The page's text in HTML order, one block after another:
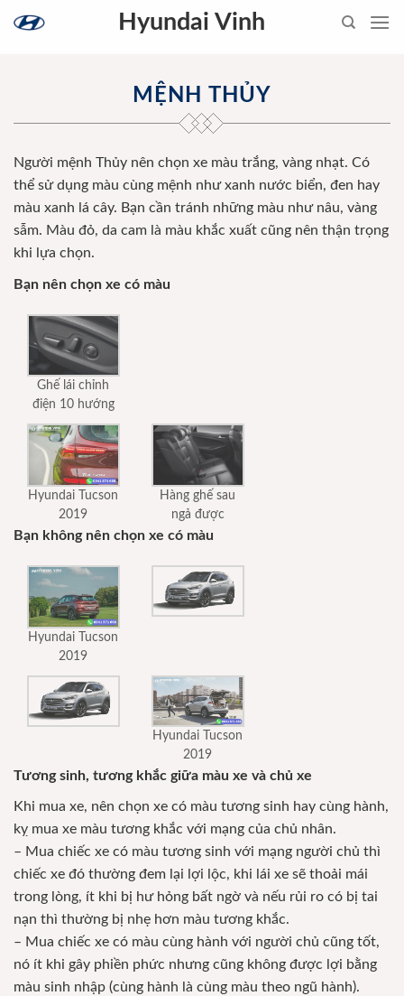
Hyundai Vinh
MỆNH THỦY
Người mệnh Thủy nên chọn xe màu trắng, vàng nhạt. Có
thể sử dụng màu cùng mệnh như xanh nước biển, đen hay
màu xanh lá cây. Bạn cần tránh những màu như nâu, vàng
sẫm. Màu đỏ, da cam là màu khắc xuất cũng nên thận trọng
khi lựa chọn.
Bạn nên chọn xe có màu
Ghế lái chỉnh
điện 10 hướng
Hyundai Tucson
2019
Hàng ghế sau
ngả được
Bạn không nên chọn xe có màu
Hyundai Tucson
2019
Hyundai Tucson
2019
Tương sinh, tương khắc giữa màu xe và chủ xe
Khi mua xe, nên chọn xe có màu tương sinh hay cùng hành,
kỵ mua xe màu tương khắc với mạng của chủ nhân.
– Mua chiếc xe có màu tương sinh với mạng người chủ thì
chiếc xe đó thường đem lại lợi lộc, khi lái xe sẽ thoải mái
trong lòng, ít khi bị hư hỏng bất ngờ và nếu rủi ro có bị tai
nạn thì thường bị nhẹ hơn màu tương khắc.
– Mua chiếc xe có màu cùng hành với người chủ cũng tốt,
nó ít khi gây phiền phức nhưng cũng không được lợi bằng
màu sinh nhập (cùng hành là cùng màu theo ngũ hành).